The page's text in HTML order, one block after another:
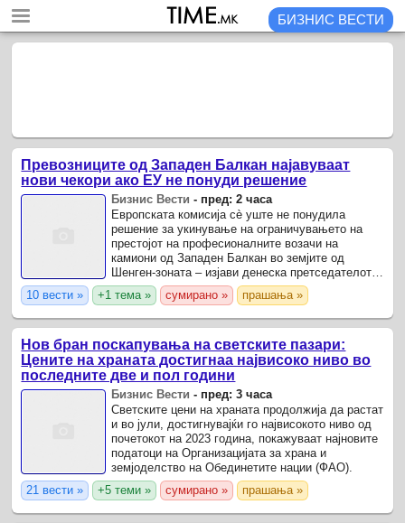
БИЗНИС ВЕСТИ
Превозниците од Западен Балкан најавуваат
нови чекори ако ЕУ не понуди решение
Бизнис Вести - пред: 2 часа
Европската комисија сè уште не понудила
решение за укинување на ограничувањето на
престојот на професионалните возачи на
камиони од Западен Балкан во земјите од
Шенген-зоната – изјави денеска претседателот
на Здружението за меѓународен транспорт на
Србија, Неѓо Мандиќ.
10 вести » +1 тема » сумирано » прашања »
Нов бран поскапувања на светските пазари:
Цените на храната достигнаа највисоко ниво во
последните две и пол години
Бизнис Вести - пред: 3 часа
Светските цени на храната продолжија да растат
и во јули, достигнувајќи го највисокото ниво од
почетокот на 2023 година, покажуваат најновите
податоци на Организацијата за храна и
земјоделство на Обединетите нации (ФАО).
21 вести »
+5 теми » сумирано » прашања »